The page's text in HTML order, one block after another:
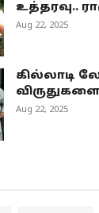
உத்தரவு..
Aug 22, 2025
கில்லாடி
விருதுகளை
Aug 22, 2025